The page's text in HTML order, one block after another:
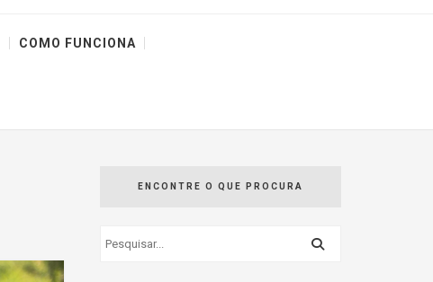
COMO FUNCIONA
ENCONTRE O QUE PROCURA